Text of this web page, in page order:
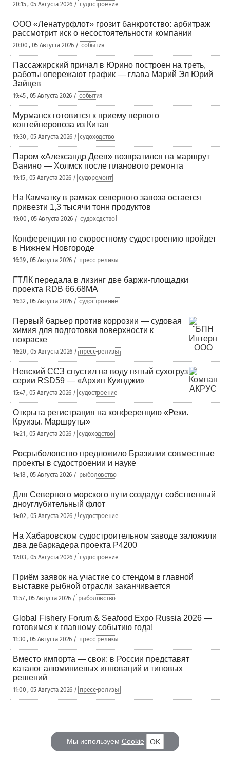
20:15 , 05 Августа 2026 / судостроение
ООО «Ленатурфлот» грозит банкротство: арбитраж
рассмотрит иск о несостоятельности компании
20:00 , 05 Августа 2026 / события
Пассажирский причал в Юрино построен на треть,
работы опережают график — глава Марий Эл Юрий
Зайцев
19:45 , 05 Августа 2026 / события
Мурманск готовится к приему первого
контейнеровоза из Китая
19:30 , 05 Августа 2026 / судоходство
Паром «Александр Деев» возвратился на маршрут
Ванино — Холмск после планового ремонта
19:15 , 05 Августа 2026 / судоремонт
На Камчатку в рамках северного завоза остается
привезти 1,3 тысячи тонн продуктов
19:00 , 05 Августа 2026 / судоходство
Конференция по скоростному судостроению пройдет
в Нижнем Новгороде
16:39 , 05 Августа 2026 / пресс-релизы
ГТЛК передала в лизинг две баржи-площадки
проекта RDB 66.68МА
16:32 , 05 Августа 2026 / судостроение
Первый барьер против коррозии — судовая
химия для подготовки поверхности к
покраске
16:20 , 05 Августа 2026 / пресс-релизы
Невский ССЗ спустил на воду пятый сухогруз
серии RSD59 — «Архип Куинджи»
15:47 , 05 Августа 2026 / судостроение
Открыта регистрация на конференцию «Реки.
Круизы. Маршруты»
14:21 , 05 Августа 2026 / судоходство
Росрыболовство предложило Бразилии совместные
проекты в судостроении и науке
14:18 , 05 Августа 2026 / рыболовство
Для Северного морского пути создадут собственный
дноуглубительный флот
14:02 , 05 Августа 2026 / судостроение
На Хабаровском судостроительном заводе заложили
два дебаркадера проекта Р4200
12:03 , 05 Августа 2026 / судостроение
Приём заявок на участие со стендом в главной
выставке рыбной отрасли заканчивается
11:57 , 05 Августа 2026 / рыболовство
Global Fishery Forum & Seafood Expo Russia 2026 —
готовимся к главному событию года!
11:30 , 05 Августа 2026 / пресс-релизы
Вместо импорта — свои: в России представят
каталог алюминиевых инноваций и типовых
решений
11:00 , 05 Августа 2026 / пресс-релизы
Мы используем Cookie OK